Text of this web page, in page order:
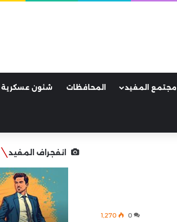
مجتمع المفيد المحافظات شئون عسكرية
0 1٬270
انفجراف المفيد